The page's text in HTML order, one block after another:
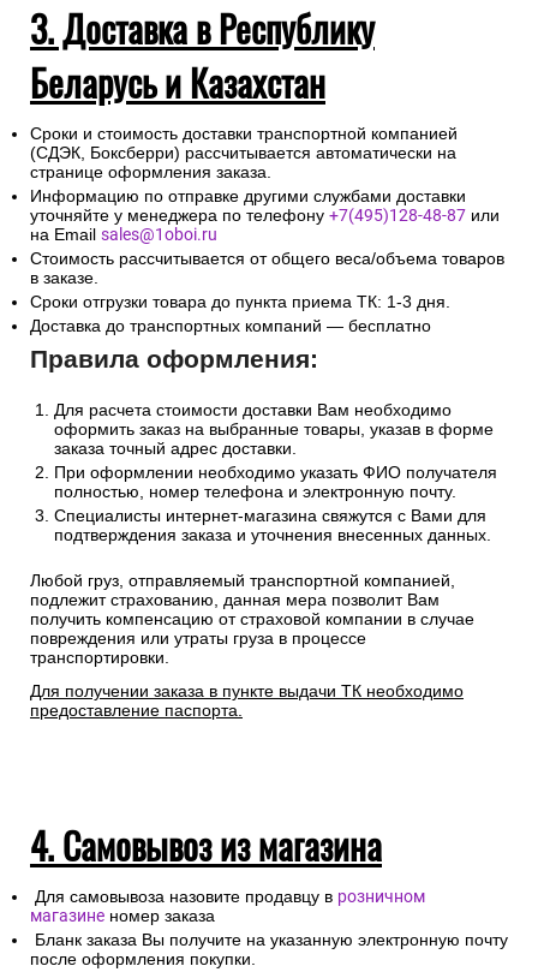
3. Доставка в Республику
Беларусь и Казахстан
Сроки и стоимость доставки транспортной компанией
(СДЭК, Боксберри) рассчитывается автоматически на
странице оформления заказа.
Информацию по отправке другими службами доставки
уточняйте у менеджера по телефону +7(495)128-48-87 или
на Email sales@1oboi.ru
Стоимость рассчитывается от общего веса/объема товаров
в заказе.
Сроки отгрузки товара до пункта приема ТК: 1-3 дня.
Доставка до транспортных компаний — бесплатно
Правила оформления:
Для расчета стоимости доставки Вам необходимо
оформить заказ на выбранные товары, указав в форме
заказа точный адрес доставки.
При оформлении необходимо указать ФИО получателя
полностью, номер телефона и электронную почту.
Специалисты интернет-магазина свяжутся с Вами для
подтверждения заказа и уточнения внесенных данных.
Любой груз, отправляемый транспортной компанией,
подлежит страхованию, данная мера позволит Вам
получить компенсацию от страховой компании в случае
повреждения или утраты груза в процессе
транспортировки.
Для получении заказа в пункте выдачи ТК необходимо
предоставление паспорта.
4. Самовывоз из магазина
Для самовывоза назовите продавцу в розничном
магазине номер заказа
Бланк заказа Вы получите на указанную электронную почту
после оформления покупки.